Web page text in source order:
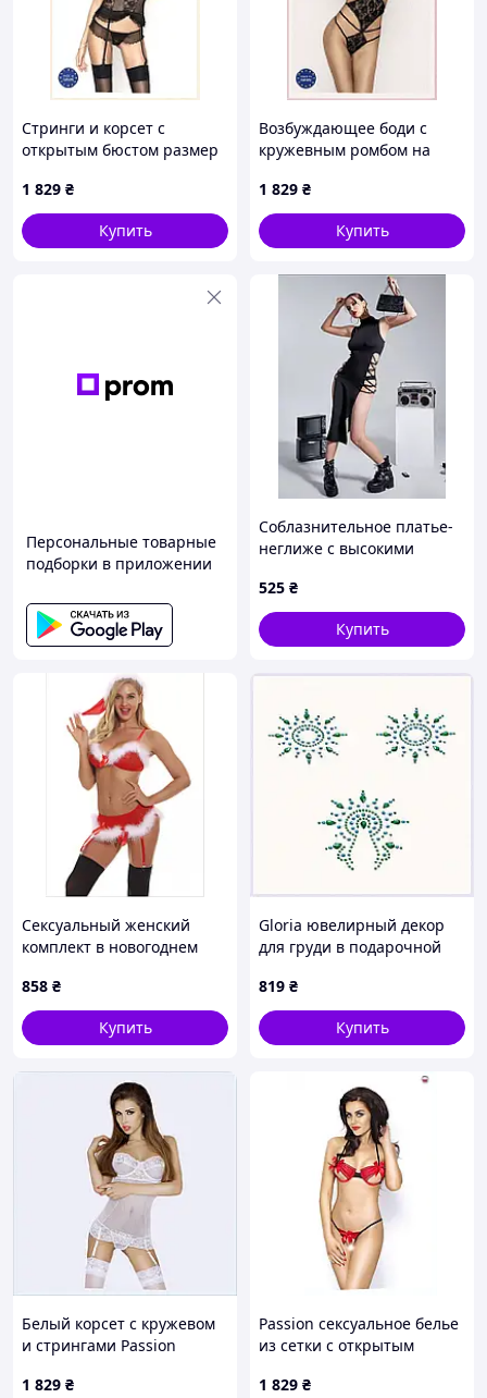
Стринги и корсет с
открытым бюстом размер
1 829 ₴
Купить
Возбуждающее боди с
кружевным ромбом на
1 829 ₴
Купить
Персональные товарные
подборки в приложении
Соблазнительное платье-
неглиже с высокими
сбоку, Молодежное платье
с разрезами и шнуровкой,
Черное платье
525 ₴
Купить
Сексуальный женский
комплект в новогоднем
324
858 ₴
Купить
Gloria ювелирный декор
для груди в подарочной
819 ₴
Купить
Белый корсет с кружевом
и стрингами Passion
1 829 ₴
Passion сексуальное белье
из сетки с открытым
1 829 ₴